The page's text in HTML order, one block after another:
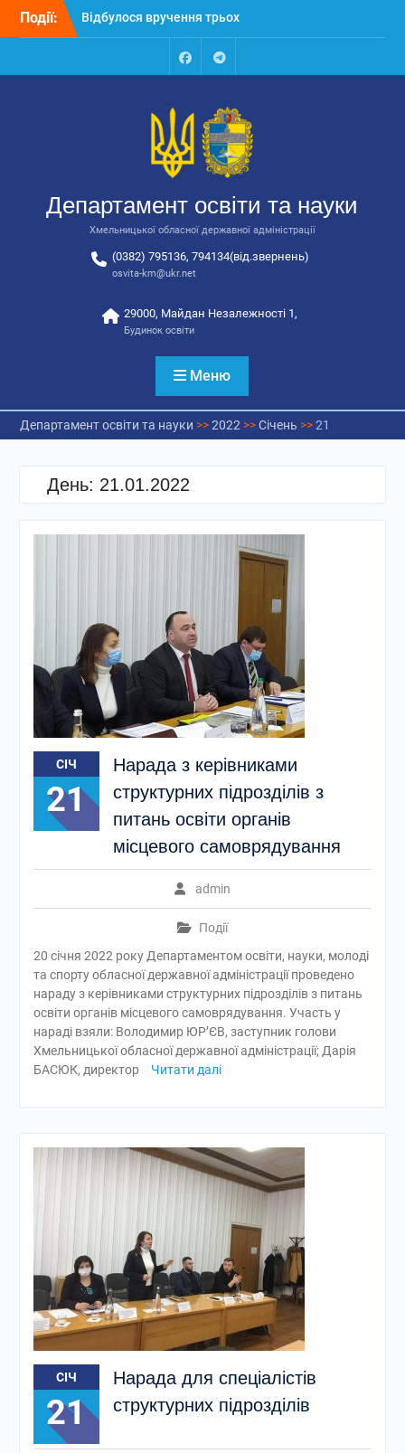
Перейти
Події:
Відбулося вручення трьох
автобусів для потреб
Відбулося засідання
освіти та науки обласної
державної адміністрації
Відбулась обласна
національно-патріотичне
виховання
FacebookTalegram
Департамент освіти та науки
Хмельницької обласної державної адміністрації
(0382) 795136, 794134(від.звернень)
osvita-km@ukr.net
29000, Майдан Незалежності 1,
Будинок освіти
Меню
Департамент освіти та науки >>2022 >>Січень >>21
День: 21.01.2022
СІЧ
21
Нарада з керівниками
структурних підрозділів з
питань освіти органів
місцевого самоврядування
admin
Події
20 січня 2022 року Департаментом освіти, науки, молоді
та спорту обласної державної адміністрації проведено
нараду з керівниками структурних підрозділів з питань
освіти органів місцевого самоврядування. Участь у
нараді взяли: Володимир ЮР’ЄВ, заступник голови
Хмельницької обласної державної адміністрації; Дарія
БАСЮК, директор
Читати далі
СІЧ
21
Нарада для спеціалістів
структурних підрозділів